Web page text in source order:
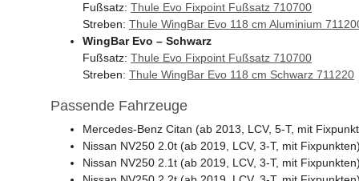
Fußsatz: Thule Evo Fixpoint Fußsatz 710700
Streben: Thule WingBar Evo 118 cm Aluminium
WingBar Evo – Schwarz
Fußsatz: Thule Evo Fixpoint Fußsatz 710700
Streben: Thule WingBar Evo 118 cm Schwarz 711220
Passende Fahrzeuge
Mercedes-Benz Citan (ab 2013, LCV, 5-T, mit
Nissan NV250 2.0t (ab 2019, LCV, 3-T, mit Fixpunkten)
Nissan NV250 2.1t (ab 2019, LCV, 3-T, mit Fixpunkten)